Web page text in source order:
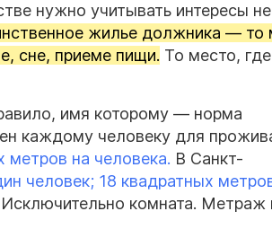
нужно учитывать интересы
жилье должника — то
сне, приеме пищи. То место,
имя которому — норма
каждому человеку для
метров на человека. В Санкт-
человек; 18 квадратных
комната. Метраж